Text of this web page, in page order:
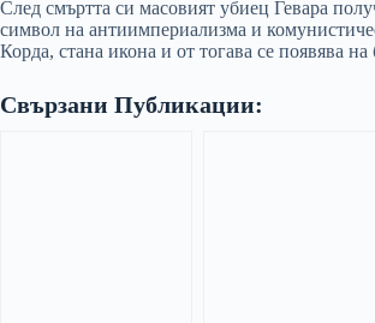
След смъртта си масовият убиец Гевара
символ на антиимпериализма и
Корда, стана икона и от тогава се появява
Свързани Публикации: